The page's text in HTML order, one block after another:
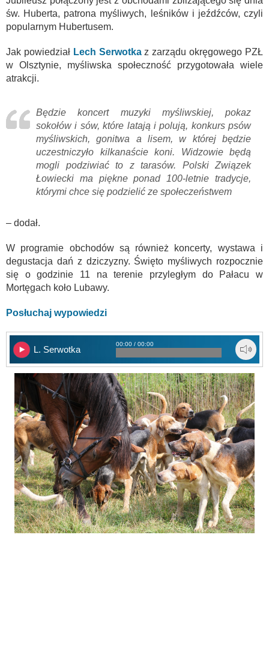
św. Huberta, patrona myśliwych, leśników i jeźdźców, czyli
popularnym Hubertusem.
Jak powiedział Lech Serwotkaz zarządu okręgowego PZŁ
w Olsztynie, myśliwska społeczność przygotowała wiele
atrakcji.
Będzie koncert muzyki myśliwskiej, pokaz
sokołów i sów, które latają i polują, konkurs psów
myśliwskich, gonitwa a lisem, w której będzie
uczestniczyło kilkanaście koni. Widzowie będą
mogli podziwiać to z tarasów. Polski Związek
Łowiecki ma piękne ponad 100-letnie tradycje,
którymi chce się podzielić ze społeczeństwem
– dodał.
W programie obchodów są również koncerty, wystawa i
degustacja dań z dziczyzny. Święto myśliwych rozpocznie
się o godzinie 11 na terenie przyległym do Pałacu w
Mortęgach koło Lubawy.
Posłuchaj wypowiedzi
L. Serwotka
00:00 / 00:00